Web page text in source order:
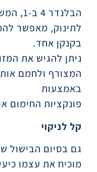
לתינוק, מאפשר
בקנקן אחד.
ניתן להגיש את
המצורף ולחמם
באמצעות
פונקציות החימום
קל לניקוי
מוכיח את עצמו